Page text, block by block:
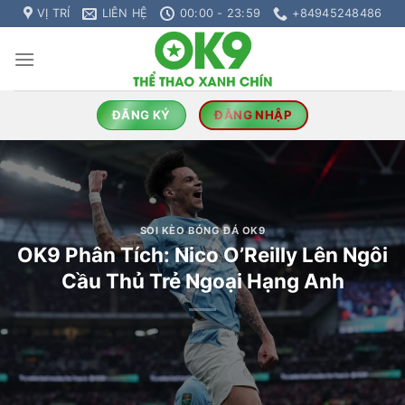
Chuyển
đến
nội
VỊ TRÍ LIÊN HỆ 00:00 - 23:59 +84945248486
ĐĂNG KÝ ĐĂNG NHẬP
SOI KÈO BÓNG ĐÁ OK9
OK9 Phân Tích: Nico O’Reilly Lên Ngôi
Cầu Thủ Trẻ Ngoại Hạng Anh